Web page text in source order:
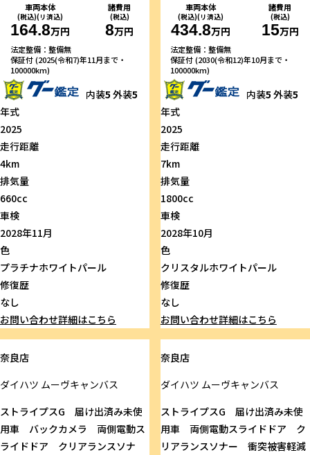
車両本体
(税込)(リ済込)
164.8万円
諸費用
(税込)
8万円
法定整備：整備無
保証付 (2025(令和7)年11月まで・
100000km)
内装5 外装5
年式
2025
走行距離
4km
排気量
660cc
車検
2028年11月
色
プラチナホワイトパール
修復歴
なし
お問い合わせ詳細はこちら
車両本体
(税込)(リ済込)
434.8万円
諸費用
(税込)
15万円
法定整備：整備無
保証付 (2030(令和12)年10月まで・
100000km)
内装5 外装5
年式
2025
走行距離
7km
排気量
1800cc
車検
2028年10月
色
クリスタルホワイトパール
修復歴
なし
お問い合わせ詳細はこちら
奈良店
ダイハツ ムーヴキャンバス
ストライプスG 届け出済み未使
用車 バックカメラ 両側電動ス
ライドドア クリアランスソナ
奈良店
ダイハツ ムーヴキャンバス
ストライプスG 届け出済み未使
用車 両側電動スライドドア ク
リアランスソナー 衝突被害軽減